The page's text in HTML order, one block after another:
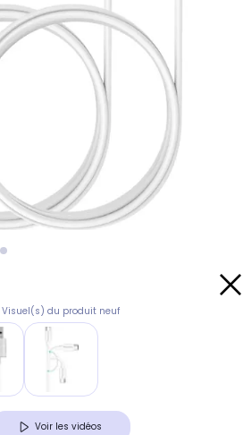
Visuel(s) du produit neuf
Voir les vidéos